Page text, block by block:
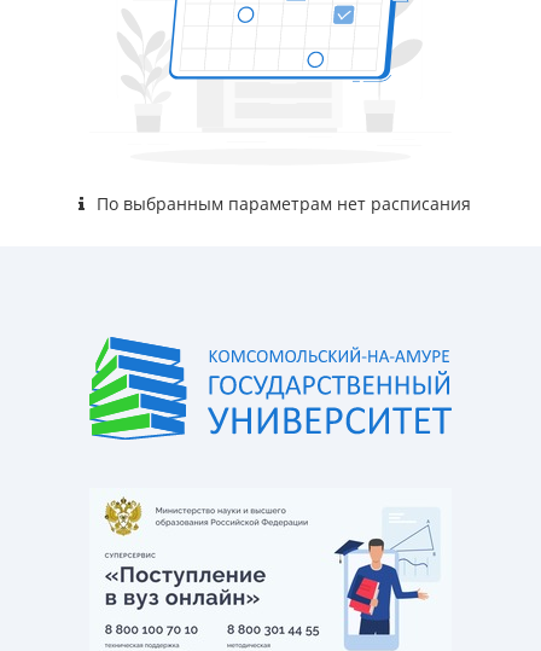
По выбранным параметрам нет расписания